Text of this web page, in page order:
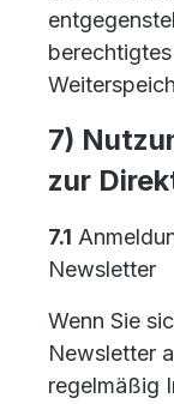
7)
zur
7.1
Newsletter
Wenn Sie
Newsletter
regelmäßig